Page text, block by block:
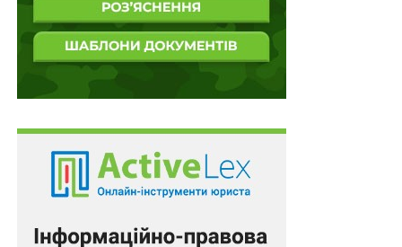
4) час перебування у полоні, якщо полонення не було
добровільним і особа яка потрапила у полон
безпосередньо приймала участь у здійсненні заходів
захисту безпеки населення та інтересів держави,
відсічі і стримування збройної агресії російської
федерації, перебуваючи безпосередньо в районах та
у період здійснення зазначених заходів і перебуваючи
людства – один місяць служби за п’ять місяців.